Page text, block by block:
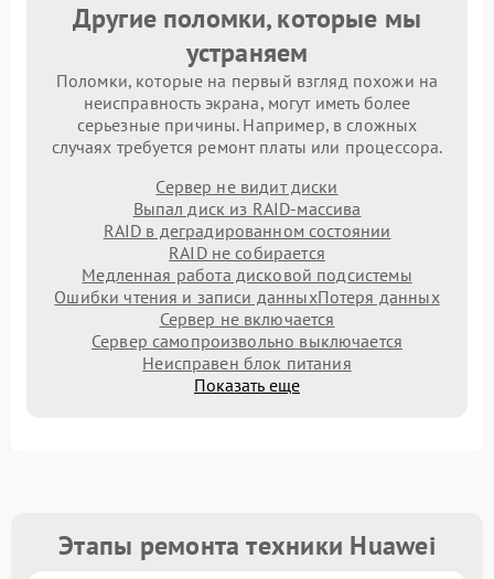
Другие поломки, которые мы
устраняем
Поломки, которые на первый взгляд похожи на
неисправность экрана, могут иметь более
серьезные причины. Например, в сложных
случаях требуется ремонт платы или процессора.
Сервер не видит диски
Выпал диск из RAID-массива
RAID в деградированном состоянии
RAID не собирается
Медленная работа дисковой подсистемы
Ошибки чтения и записи данныхПотеря данных
Сервер не включается
Сервер самопроизвольно выключается
Неисправен блок питания
Показать еще
Этапы ремонта техники Huawei